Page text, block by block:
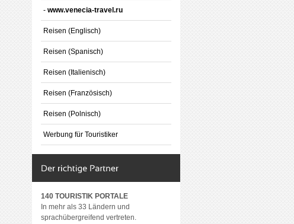
- www.venecia-travel.ru
Reisen (Englisch)
Reisen (Spanisch)
Reisen (Italienisch)
Reisen (Französisch)
Reisen (Polnisch)
Werbung für Touristiker
140 TOURISTIK PORTALE
In mehr als 33 Ländern und
sprachübergreifend vertreten.